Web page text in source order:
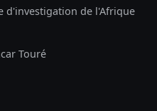
d'investigation de l'Afrique
Touré